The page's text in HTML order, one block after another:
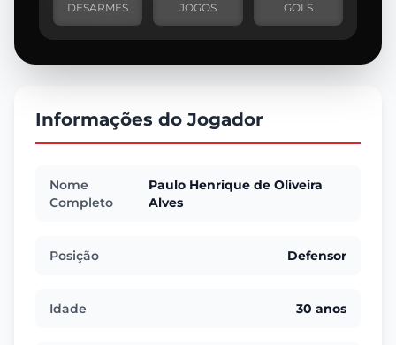
DESARMES JOGOS GOLS
Informações do Jogador
Nome
Completo
Paulo Henrique de Oliveira
Alves
Posição Defensor
Idade 30 anos